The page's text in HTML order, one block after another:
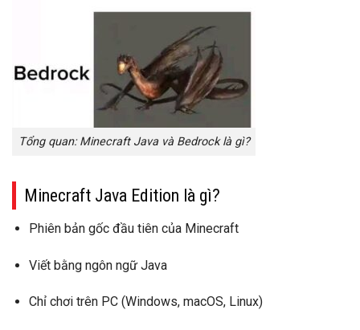
Tổng quan: Minecraft Java và Bedrock là gì?
Minecraft Java Edition là gì?
Phiên bản gốc đầu tiêncủa Minecraft
Viết bằng ngôn ngữ Java
Chỉ chơi trên PC (Windows, macOS, Linux)